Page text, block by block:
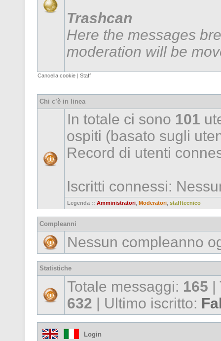
Trashcan
Here the messages
moderation will be
Cancella cookie | Staff
Chi c’è in linea
In totale ci sono 101
ospiti (basato sugli
Record di utenti
Iscritti connessi:
Legenda :: Amministratori, Moderatori, stafftecnico
Compleanni
Nessun compleanno
Statistiche
Totale messaggi: 165 |
632 | Ultimo iscritto:
Login